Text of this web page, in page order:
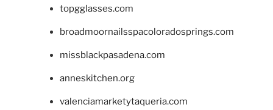
topgglasses.com
broadmoornailsspacoloradosprings.com
missblackpasadena.com
anneskitchen.org
valenciamarketytaqueria.com